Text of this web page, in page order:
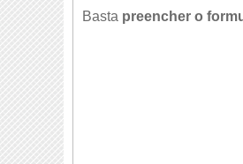
Basta preencher o